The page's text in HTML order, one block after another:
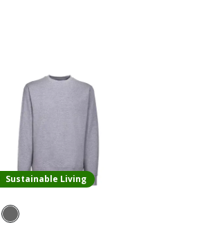
Sustainable Living